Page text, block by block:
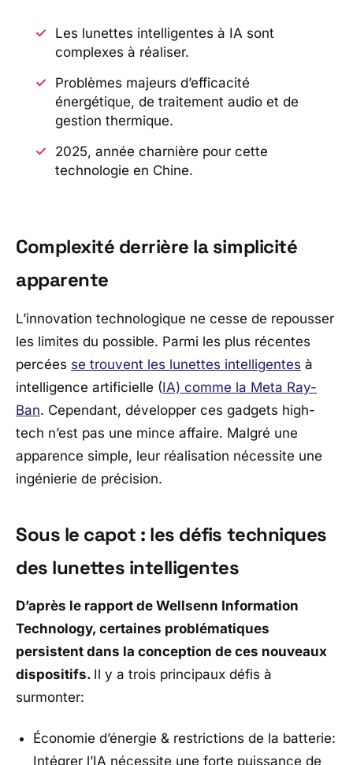
Les lunettes intelligentes à IA sont
complexes à réaliser.
Problèmes majeurs d’efficacité
énergétique, de traitement audio et de
gestion thermique.
2025, année charnière pour cette
technologie en Chine.
Complexité derrière la simplicité
apparente
L’innovation technologique ne cesse de repousser
les limites du possible. Parmi les plus récentes
percées se trouvent les lunettes intelligentes à
intelligence artificielle (IA) comme la Meta Ray-
Ban. Cependant, développer ces gadgets high-
tech n’est pas une mince affaire. Malgré une
apparence simple, leur réalisation nécessite une
ingénierie de précision.
Sous le capot : les défis techniques
des lunettes intelligentes
D’après le rapport de Wellsenn Information
Technology, certaines problématiques
persistent dans la conception de ces nouveaux
dispositifs. Il y a trois principaux défis à
surmonter:
Économie d’énergie & restrictions de la batterie:
Intégrer l’IA nécessite une forte puissance de